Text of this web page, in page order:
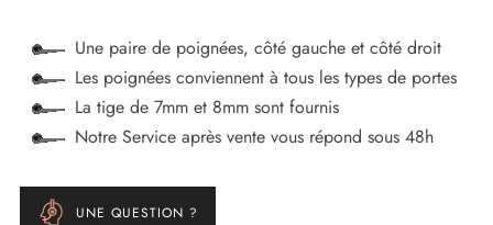
Une paire de poignées, côté gauche et côté droit
Les poignées conviennent à tous les types de portes
La tige de 7mm et 8mm sont fournis
Notre Service après vente vous répond sous 48h
UNE QUESTION ?